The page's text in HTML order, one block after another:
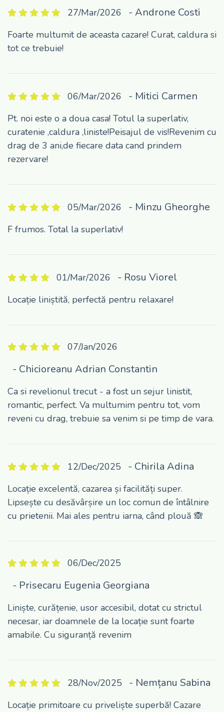
27/Mar/2026 - Androne Costi
Foarte multumit de aceasta cazare! Curat, caldura si
tot ce trebuie!
06/Mar/2026 - Mitici Carmen
Pt. noi este o a doua casa! Totul la superlativ,
curatenie ,caldura ,liniste!Peisajul de vis!Revenim cu
drag de 3 ani,de fiecare data cand prindem
rezervare!
05/Mar/2026 - Minzu Gheorghe
F frumos. Total la superlativ!
01/Mar/2026 - Rosu Viorel
Locație liniștită, perfectă pentru relaxare!
07/Jan/2026
- Chicioreanu Adrian Constantin
Ca si revelionul trecut - a fost un sejur linistit,
romantic, perfect. Va multumim pentru tot, vom
reveni cu drag, trebuie sa venim si pe timp de vara.
12/Dec/2025 - Chirila Adina
Locație excelentă, cazarea și facilități super.
Lipsește cu desăvârșire un loc comun de întâlnire
cu prietenii. Mai ales pentru iarna, când plouă 🙈
06/Dec/2025
- Prisecaru Eugenia Georgiana
Liniște, curățenie, usor accesibil, dotat cu strictul
necesar, iar doamnele de la locație sunt foarte
amabile. Cu siguranță revenim
28/Nov/2025 - Nemțanu Sabina
Locație primitoare cu priveliște superbă! Cazare